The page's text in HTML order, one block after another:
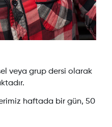
veya grup dersi olarak
haftada bir gün, 50